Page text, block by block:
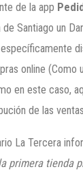
de la app
de Santiago un
online (Como
en este caso,
de las
La Tercera
primera tienda